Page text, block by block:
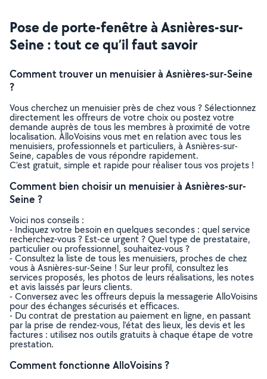
Pose de porte-fenêtre à Asnières-sur-
Seine : tout ce qu’il faut savoir
Comment trouver un menuisier à Asnières-sur-Seine
?
Vous cherchez un menuisier près de chez vous ? Sélectionnez
directement les offreurs de votre choix ou postez votre
demande auprès de tous les membres à proximité de votre
localisation. AlloVoisins vous met en relation avec tous les
menuisiers, professionnels et particuliers, à Asnières-sur-
Seine, capables de vous répondre rapidement.
C’est gratuit, simple et rapide pour réaliser tous vos projets !
Comment bien choisir un menuisier à Asnières-sur-
Seine ?
Voici nos conseils :
- Indiquez votre besoin en quelques secondes : quel service
recherchez-vous ? Est-ce urgent ? Quel type de prestataire,
particulier ou professionnel, souhaitez-vous ?
- Consultez la liste de tous les menuisiers, proches de chez
vous à Asnières-sur-Seine ! Sur leur profil, consultez les
services proposés, les photos de leurs réalisations, les notes
et avis laissés par leurs clients.
- Conversez avec les offreurs depuis la messagerie AlloVoisins
pour des échanges sécurisés et efficaces.
- Du contrat de prestation au paiement en ligne, en passant
par la prise de rendez-vous, l’état des lieux, les devis et les
factures : utilisez nos outils gratuits à chaque étape de votre
prestation.
Comment fonctionne AlloVoisins ?